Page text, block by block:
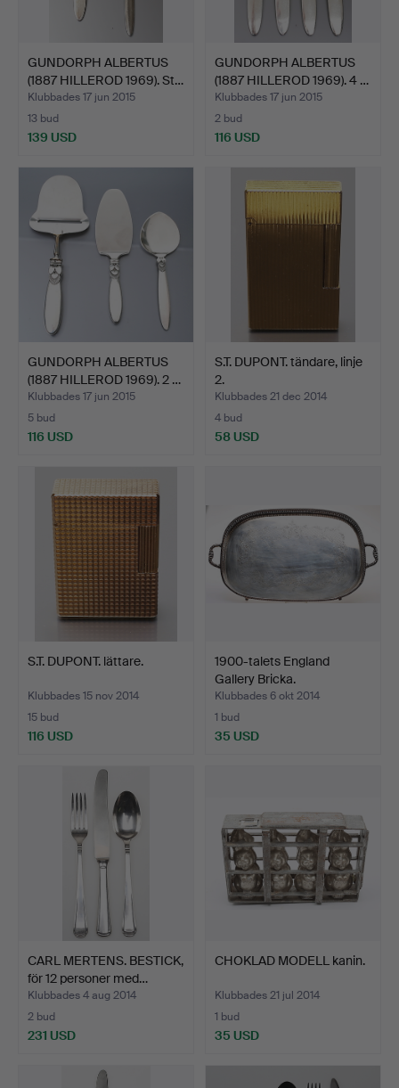
GUNDORPH ALBERTUS
(1887 HILLEROD 1969). St…
Klubbades 17 jun 2015
13 bud
139 USD
GUNDORPH ALBERTUS
(1887 HILLEROD 1969). 4 …
Klubbades 17 jun 2015
2 bud
116 USD
GUNDORPH ALBERTUS
(1887 HILLEROD 1969). 2 …
Klubbades 17 jun 2015
5 bud
116 USD
S.T. DUPONT. tändare, linje
2.
Klubbades 21 dec 2014
4 bud
58 USD
S.T. DUPONT. lättare.
Klubbades 15 nov 2014
15 bud
116 USD
1900-talets England
Gallery Bricka.
Klubbades 6 okt 2014
1 bud
35 USD
CARL MERTENS. BESTICK,
för 12 personer med…
Klubbades 4 aug 2014
2 bud
231 USD
CHOKLAD MODELL kanin.
Klubbades 21 jul 2014
1 bud
35 USD